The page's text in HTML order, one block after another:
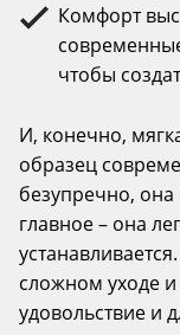
Комфорт
чтобы
И, конечно,
образец
безупречно,
главное – она
сложном уходе
удовольствие и